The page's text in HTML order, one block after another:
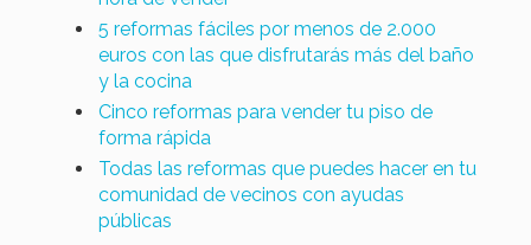
5 reformas fáciles por menos de 2.000
euros con las que disfrutarás más del baño
y la cocina
Cinco reformas para vender tu piso de
forma rápida
Todas las reformas que puedes hacer en tu
comunidad de vecinos con ayudas
públicas